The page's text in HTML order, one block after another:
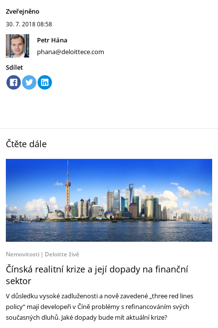
Zveřejněno
30. 7. 201808:58
Petr Hána
phana@deloittece.com
Sdílet
Čtěte dále
Nemovitosti Deloitte živě
Čínská realitní krize a její dopady na finanční
sektor
V důsledku vysoké zadluženosti a nově zavedené „three red lines
policy“ mají developeři v Číně problémy s refinancováním svých
současných dluhů. Jaké dopady bude mít aktuální krize?